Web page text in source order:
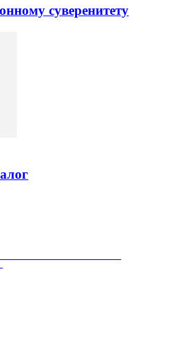
суверенитету